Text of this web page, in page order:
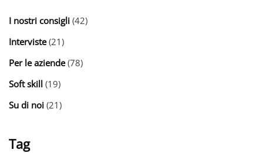
I nostri consigli (42)
Interviste(21)
Per le aziende(78)
Soft skill (19)
Su di noi (21)
Tag